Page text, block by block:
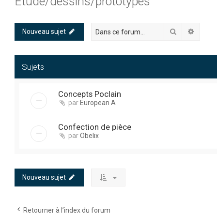
Nouveau sujet Rechercher
Sujets
Concepts Poclain
par European A
Confection de pièce
parObelix
Nouveau sujet
Retourner à l’index du forum